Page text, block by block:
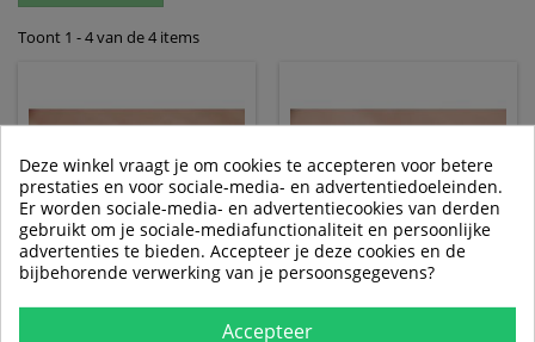
Toont 1 - 4 van de 4 items
TRAP STANG
EINDSTUKKEN KLEUR :
TRAP STANG
EINDSTUKKEN KLEUR :
Deze winkel vraagt je om cookies te accepteren voor betere
prestaties en voor sociale-media- en advertentiedoeleinden.
Er worden sociale-media- en advertentiecookies van derden
gebruikt om je sociale-mediafunctionaliteit en persoonlijke
advertenties te bieden. Accepteer je deze cookies en de
bijbehorende verwerking van je persoonsgegevens?
Accepteer